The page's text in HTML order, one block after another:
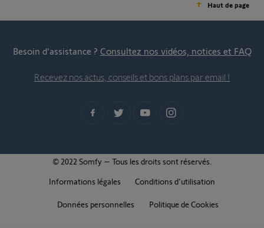
Haut de page
Besoin d’assistance ? Consultez nos vidéos, notices et FAQ
Recevez nos actus, conseils et bons plans par email !
© 2022 Somfy – Tous les droits sont réservés.
Informations légales
Conditions d'utilisation
Données personnelles Politique de Cookies